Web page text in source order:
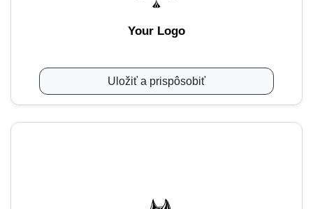
Your Logo
Uložiť a prispôsobiť